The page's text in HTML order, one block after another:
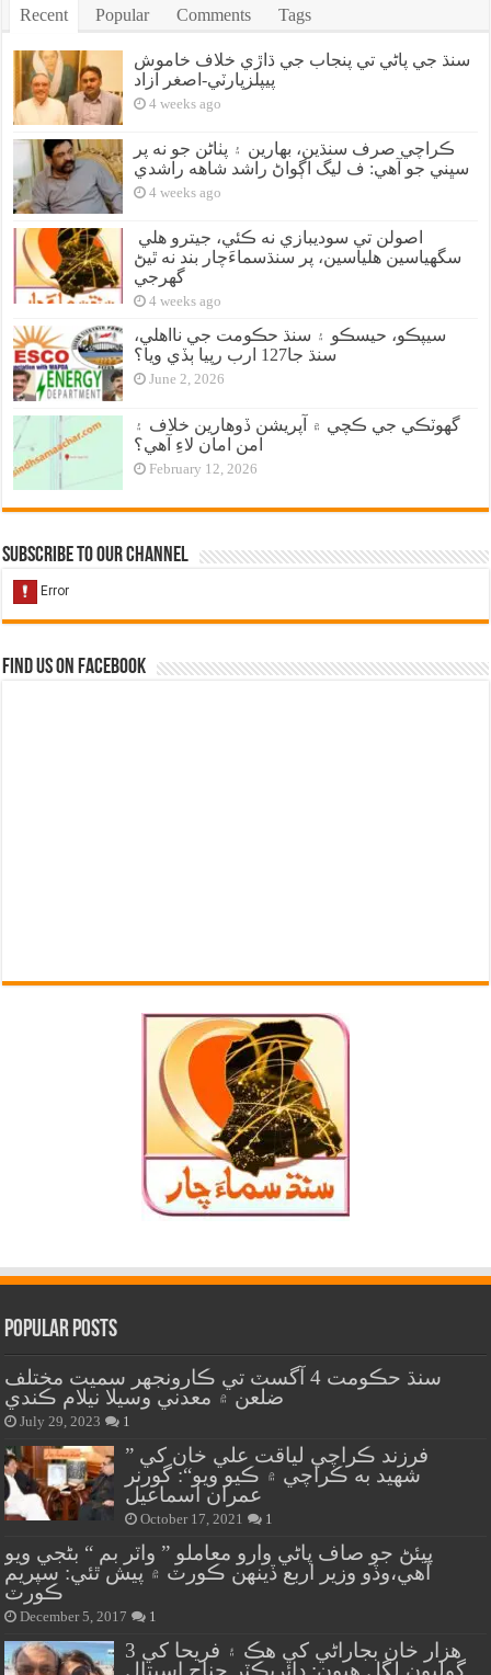
Recent Popular Comments Tags
سنڌ جي پاڻي تي پنجاب جي ڌاڙي خلاف خاموش
پيپلزپارٽي-اصغر آزاد
4 weeks ago
ڪراچي صرف سنڌين، بهارين ۽ پٺاڻن جو نه پر
سڀني جو آهي: ف ليگ اڳواڻ راشد شاهه راشدي
4 weeks ago
سگهياسين هلياسين، پر سنڌسماءَچار بند نه ٿيڻ
گهرجي
4 weeks ago
سيپڪو، حيسڪو ۽ سنڌ حڪومت جي نااهلي،
سنڌ جا127 ارب رپيا ٻڏي ويا؟
June 2, 2026
گهوٽڪي جي ڪچي ۾ آپريشن ڏوهارين خلاف ۽
امن امان لاءِ آهي؟
February 12, 2026
Subscribe to our Channel
Find us on Facebook
Popular Posts
سنڌ حڪومت 4 آگسٽ تي ڪارونجهر سميت مختلف
ضلعن ۾ معدني وسيلا نيلام ڪندي
July 29, 2023 1
” فرزند ڪراچي لياقت علي خان کي
شهيد به ڪراچي ۾ ڪيو ويو“: گورنر
عمران اسماعيل
October 17, 2021 1
پيئڻ جو صاف پاڻي وارو معاملو ” واٽر بم “ بڻجي ويو
آهي،وڏو وزير اربع ڏينهن ڪورٽ ۾ پيش ٿئي: سپريم
ڪورٽ
December 5, 2017 1
هزار خان بجاراڻي کي هڪ ۽ فريحا کي 3
گوليون لڳل هيون: ڊائريڪٽر جناح اسپتال